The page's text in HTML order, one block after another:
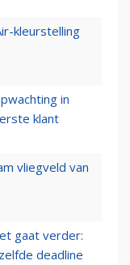
kleurstelling
in
klant
vliegveld van
gaat verder:
deadline